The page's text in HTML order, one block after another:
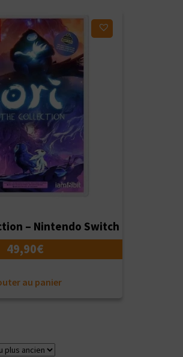
– Nintendo Switch
49,90€
au panier
ma liste d'envies